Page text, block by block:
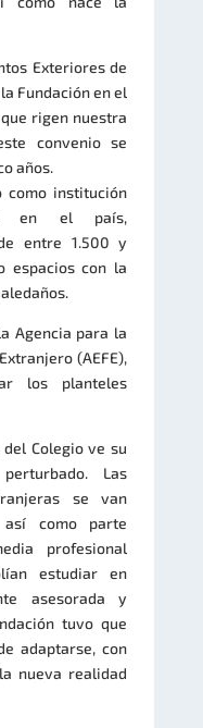
Exteriores de
Fundación en el
rigen nuestra
convenio se
años.
como institución
en el país,
entre 1.500 y
espacios con la
Agencia para la
(AEFE),
los planteles
Colegio ve su
Las
se van
así como parte
profesional
estudiar en
asesorada y
tuvo que
adaptarse, con
nueva realidad